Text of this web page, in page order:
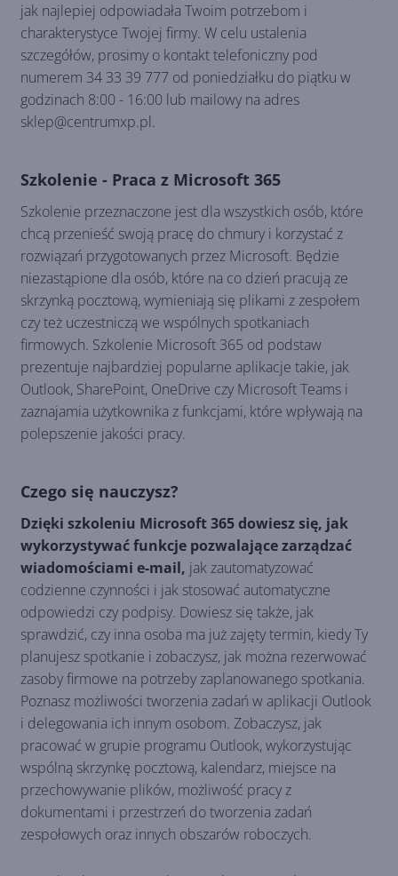
jak najlepiej odpowiadała Twoim potrzebom i
charakterystyce Twojej firmy. W celu ustalenia
szczegółów, prosimy o kontakt telefoniczny pod
numerem 34 33 39 777 od poniedziałku do piątku w
godzinach 8:00 - 16:00 lub mailowy na adres
sklep@centrumxp.pl.
Szkolenie - Praca z Microsoft 365
Szkolenie przeznaczone jest dla wszystkich osób, które
chcą przenieść swoją pracę do chmury i korzystać z
rozwiązań przygotowanych przez Microsoft. Będzie
niezastąpione dla osób, które na co dzień pracują ze
skrzynką pocztową, wymieniają się plikami z zespołem
czy też uczestniczą we wspólnych spotkaniach
firmowych. Szkolenie Microsoft 365 od podstaw
prezentuje najbardziej popularne aplikacje takie, jak
Outlook, SharePoint, OneDrive czy Microsoft Teams i
zaznajamia użytkownika z funkcjami, które wpływają na
polepszenie jakości pracy.
Czego się nauczysz?
Dzięki szkoleniu Microsoft 365 dowiesz się, jak
wykorzystywać funkcje pozwalające zarządzać
wiadomościami e-mail, jak zautomatyzować
codzienne czynności i jak stosować automatyczne
odpowiedzi czy podpisy. Dowiesz się także, jak
sprawdzić, czy inna osoba ma już zajęty termin, kiedy Ty
planujesz spotkanie i zobaczysz, jak można rezerwować
zasoby firmowe na potrzeby zaplanowanego spotkania.
Poznasz możliwości tworzenia zadań w aplikacji Outlook
i delegowania ich innym osobom. Zobaczysz, jak
pracować w grupie programu Outlook, wykorzystując
wspólną skrzynkę pocztową, kalendarz, miejsce na
przechowywanie plików, możliwość pracy z
dokumentami i przestrzeń do tworzenia zadań
zespołowych oraz innych obszarów roboczych.